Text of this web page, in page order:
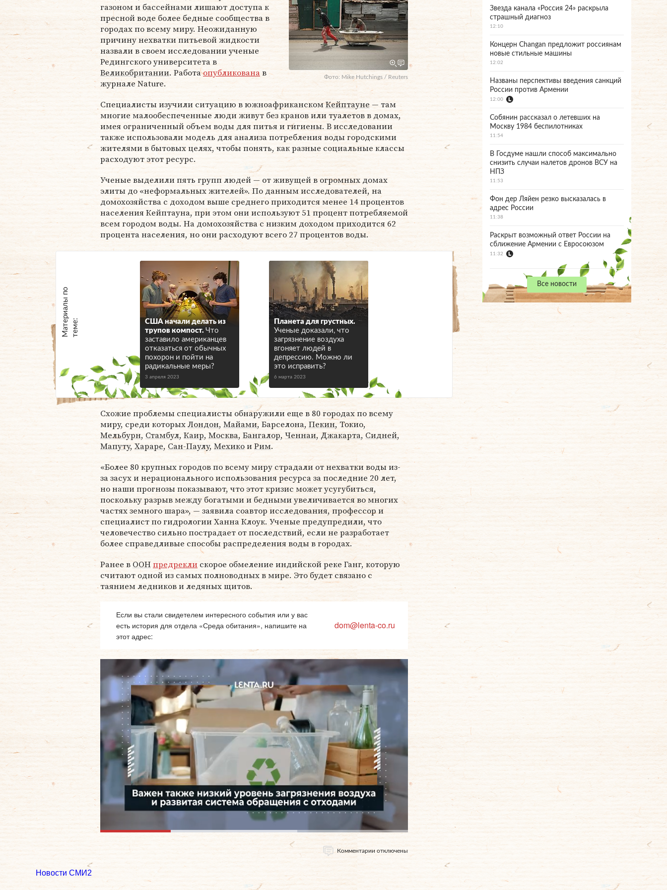
Фото: Mike Hutchings / Reuters
газоном и бассейнами лишают доступа к
пресной воде более бедные сообщества в
городах по всему миру. Неожиданную
причину нехватки питьевой жидкости
назвали в своем исследовании ученые
Редингского университета в
Великобритании. Работаопубликованав
журнале Nature.
Специалисты изучили ситуацию в южноафриканскомКейптауне — там
многие малообеспеченные люди живут без кранов или туалетов в домах,
имея ограниченный объем воды для питья и гигиены. В исследовании
также использовали модель для анализа потребления воды городскими
жителями в бытовых целях, чтобы понять, как разные социальные классы
расходуют этот ресурс.
Ученые выделили пять групп людей — от живущей в огромных домах
элиты до «неформальных жителей». По данным исследователей, на
домохозяйства с доходом выше среднего приходится менее 14 процентов
населения Кейптауна, при этом они используют 51 процент потребляемой
всем городом воды. На домохозяйства с низким доходом приходится 62
процента населения, но они расходуют всего 27 процентов воды.
М
а
т е
р
и
а
л
ы
п
о
т
е
м
е :
США начали делать из
трупов компост. Что
заставило американцев
отказаться от обычных
похорон и пойти на
радикальные меры?
3 апреля 2023
Планета для грустных.
Ученые доказали, что
загрязнение воздуха
вгоняет людей в
депрессию. Можно ли
это исправить?
6 марта 2023
Схожие проблемы специалисты обнаружили еще в 80 городах по всему
миру, среди которыхЛондон, Майами, Барселона, Пекин, Токио,
Мельбурн, Стамбул,Каир, Москва, Бангалор,Ченнаи, Джакарта, Сидней,
Мапуту, Хараре, Сан-Паулу, МехикоиРим.
«Более 80 крупных городов по всему миру страдали от нехватки воды из-
за засух и нерационального использования ресурса за последние 20 лет,
но наши прогнозы показывают, что этот кризис может усугубиться,
поскольку разрыв между богатыми и бедными увеличивается во многих
частях земного шара», — заявила соавтор исследования, профессор и
специалист по гидрологии Ханна Клоук. Ученые предупредили, что
человечество сильно пострадает от последствий, если не разработает
более справедливые способы распределения воды в городах.
Ранее вООНпредрекли скорое обмеление индийской реке Ганг, которую
считают одной из самых полноводных в мире. Это будет связано с
таянием ледников и ледяных щитов.
Если вы стали свидетелем интересного события или у вас
есть история для отдела «Среда обитания», напишите на
этот адрес:
dom@lenta-co.ru
Комментарии отключены
Звезда канала «Россия 24» раскрыла
страшный диагноз
12:10
Концерн Changan предложит россиянам
новые стильные машины
12:02
Названы перспективы введения санкций
России против Армении
12:00
Собянин рассказал о летевших на
Москву 1984 беспилотниках
11:54
В Госдуме нашли способ максимально
снизить случаи налетов дронов ВСУ на
НПЗ
11:53
Фон дер Ляйен резко высказалась в
адрес России
11:38
Раскрыт возможный ответ России на
сближение Армении с Евросоюзом
11:32
Все новости
Новости СМИ2